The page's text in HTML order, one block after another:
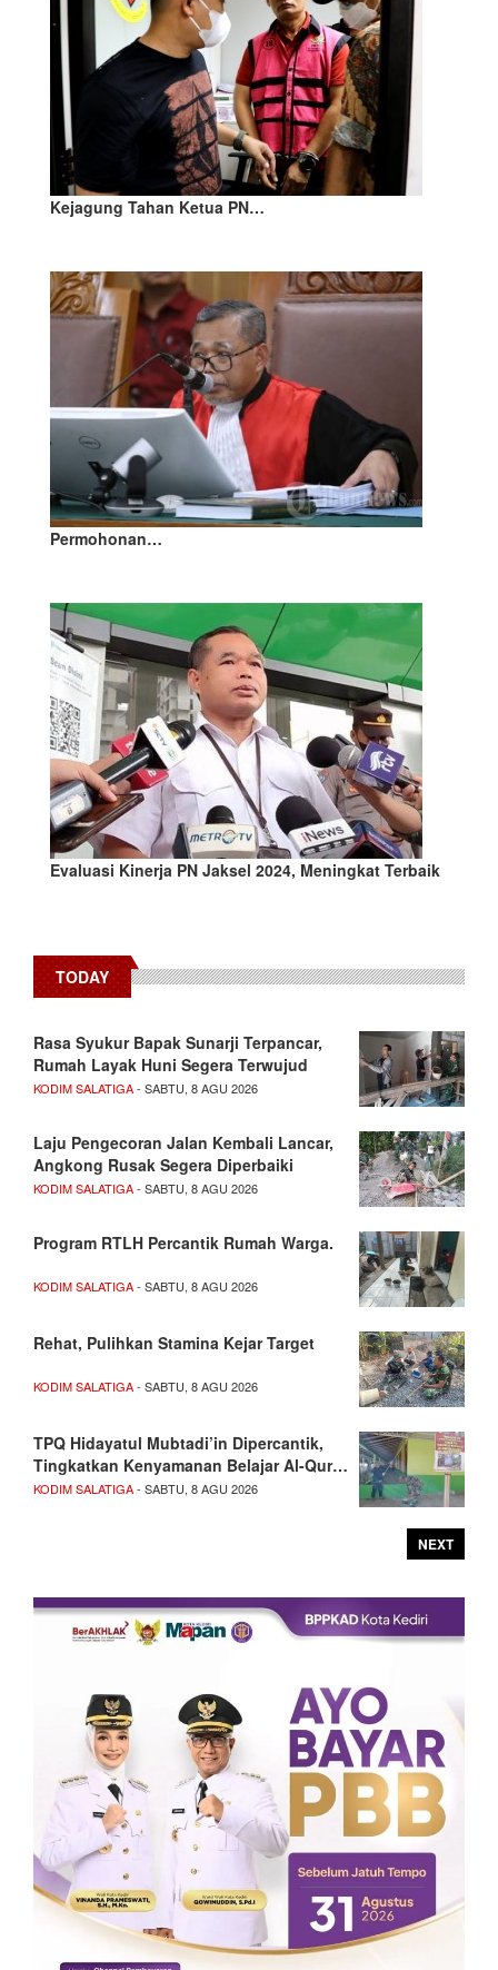
Kejagung Tahan Ketua PN…
Permohonan…
Evaluasi Kinerja PN Jaksel 2024, Meningkat Terbaik
TODAY
Rasa Syukur Bapak Sunarji Terpancar,
Rumah Layak Huni Segera Terwujud
KODIM SALATIGA- SABTU, 8 AGU 2026
Laju Pengecoran Jalan Kembali Lancar,
Angkong Rusak Segera Diperbaiki
KODIM SALATIGA- SABTU, 8 AGU 2026
Program RTLH Percantik Rumah Warga.
KODIM SALATIGA- SABTU, 8 AGU 2026
Rehat, Pulihkan Stamina Kejar Target
KODIM SALATIGA- SABTU, 8 AGU 2026
TPQ Hidayatul Mubtadi’in Dipercantik,
Tingkatkan Kenyamanan Belajar Al-Qur…
KODIM SALATIGA- SABTU, 8 AGU 2026
NEXT